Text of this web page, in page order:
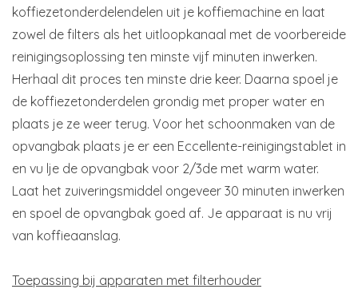
koffiezetonderdelendelen uit je koffiemachine en laat
zowel de filters als het uitloopkanaal met de voorbereide
reinigingsoplossing ten minste vijf minuten inwerken.
Herhaal dit proces ten minste drie keer. Daarna spoel je
de koffiezetonderdelen grondig met proper water en
plaats je ze weer terug. Voor het schoonmaken van de
opvangbak plaats je er een Eccellente-reinigingstablet in
en vu lje de opvangbak voor 2/3de met warm water.
Laat het zuiveringsmiddel ongeveer 30 minuten inwerken
en spoel de opvangbak goed af. Je apparaat is nu vrij
van koffieaanslag.
Toepassing bij apparaten met filterhouder